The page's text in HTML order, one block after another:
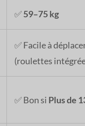
✅59–75 kg
✅ Facile à
(roulettes
✅ Bon si Plus de